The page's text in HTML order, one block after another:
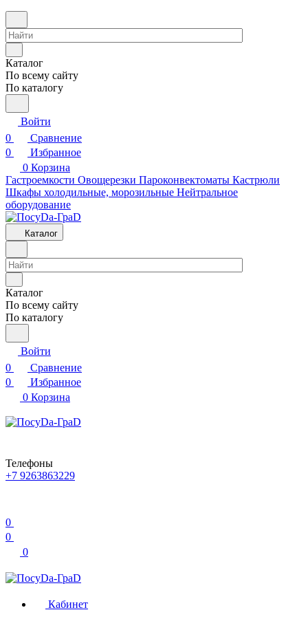
Каталог
По всему сайту
По каталогу
Войти
0
Сравнение
0
Избранное
0 Корзина
Гастроемкости Овощерезки Пароконвектоматы Кастрюли
Шкафы холодильные, морозильные Нейтральное
оборудование
Каталог
Каталог
По всему сайту
По каталогу
Войти
0
Сравнение
0
Избранное
0 Корзина
Телефоны
+7 9263863229
0
0
0
Кабинет